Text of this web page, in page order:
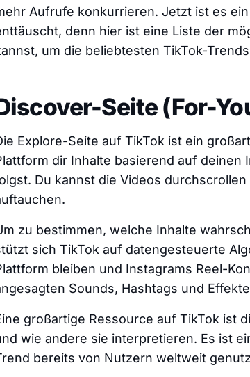
Aufrufe konkurrieren. Jetzt ist es
denn hier ist eine Liste der
um die beliebtesten TikTok-
Seite (For-
Explore-Seite auf TikTok ist ein
dir Inhalte basierend auf
Du kannst die Videos
zu bestimmen, welche Inhalte
sich TikTok auf datengesteuerte
bleiben und Instagrams Reel-
Sounds, Hashtags und
großartige Ressource auf TikTok ist
wie andere sie interpretieren. Es ist
bereits von Nutzern weltweit